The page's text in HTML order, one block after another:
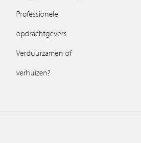
Professionele
opdrachtgevers
Verduurzamen of
verhuizen?